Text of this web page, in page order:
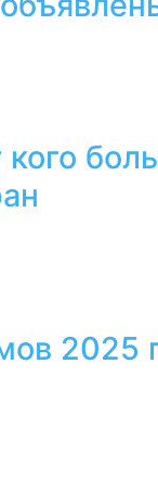
2025